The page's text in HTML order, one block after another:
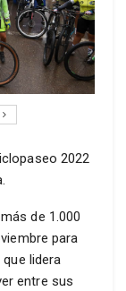
2022
de 1.000
para
lidera
entre sus